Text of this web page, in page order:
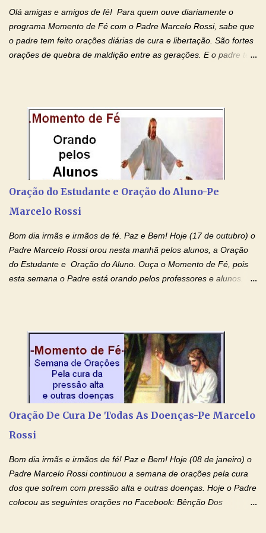
Olá amigas e amigos de fé! Para quem ouve diariamente o
programa Momento de Fé com o Padre Marcelo Rossi, sabe que
o padre tem feito orações diárias de cura e libertação. São fortes
orações de quebra de maldição entre as gerações. E o padre tem
por estas valiosas orações. Tenham um lindo fim de semana na
paz de Jesus Cristo e no amor de Maria Santíssima. Adriana-
Devoção e Fé Clique para acessar: Facebook Padre Marcelo
Rossi Site Padre Marcelo Rossi (para ouvir o Momento de Fé)
Tocai, Cura! E Restaura! "Jesus, no poder de Seu Nome, peço
gerações, através de todas as raízes da minha árvore
genealógica. Que o Sangue de Jesus, purificador e vivificante,
Oração do Estudante e Oração do Aluno-Pe
Marcelo Rossi
Bom dia irmãs e irmãos de fé. Paz e Bem! Hoje (17 de outubro) o
Padre Marcelo Rossi orou nesta manhã pelos alunos, a Oração
do Estudante e Oração do Aluno. Ouça o Momento de Fé, pois
esta semana o Padre está orando pelos professores e alunos.
intelectualmente e espiritualmente para o dia da prova. Confie no
amor Ágape de Jesus e no amor materno de Nossa Senhora.
Fique com a paz de Jesus e o amor de Maria! Adriana-Devoção e
Fé Oração do Estudante I Senhor, eu sou estudante, e por sinal,
inteligente. Prova isto é o fato de eu estar aqui, conversando com
de estudar. Mas, como o Senhor sabe, a vida de estudante nem
sempre é fácil. A rotina cansa e o aprender exige uma série de
Oração De Cura De Todas As Doenças-Pe Marcelo
Rossi
Bom dia irmãs e irmãos de fé! Paz e Bem! Hoje (08 de janeiro) o
Padre Marcelo Rossi continuou a semana de orações pela cura
dos que sofrem com pressão alta e outras doenças. Hoje o Padre
colocou as seguintes orações no Facebook: Bênção Dos